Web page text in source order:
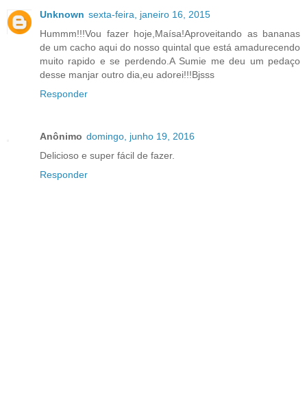
Unknown sexta-feira, janeiro 16, 2015
Hummm!!!Vou fazer hoje,Maísa!Aproveitando as bananas
de um cacho aqui do nosso quintal que está amadurecendo
muito rapido e se perdendo.A Sumie me deu um pedaço
desse manjar outro dia,eu adorei!!!Bjsss
Responder
Anônimo domingo, junho 19, 2016
Delicioso e super fácil de fazer.
Responder